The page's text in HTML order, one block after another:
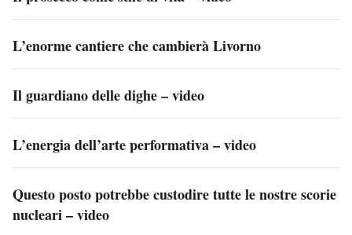
L’enorme cantiere che cambierà Livorno
Il guardiano delle dighe – video
L’energia dell’arte performativa – video
Questo posto potrebbe custodire tutte le nostre scorie
nucleari – video